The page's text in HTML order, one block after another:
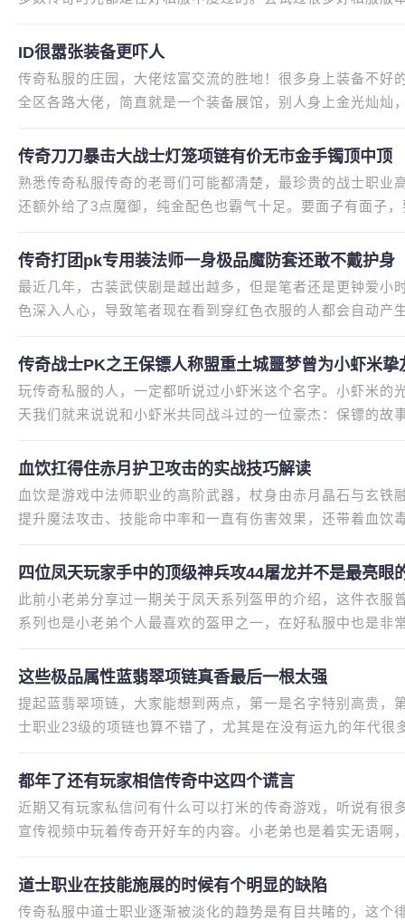
ID很嚣张装备更吓人
传奇私服的庄园，大佬炫富交流的胜地！很多身上装备不好
全区各路大佬，简直就是一个装备展馆，别人身上金光灿灿
传奇刀刀暴击大战士灯笼项链有价无市金手镯顶中顶
熟悉传奇私服传奇的老哥们可能都清楚，最珍贵的战士职业
还额外给了3点魔御，纯金配色也霸气十足。要面子有面子
传奇打团pk专用装法师一身极品魔防套还敢不戴护身
最近几年，古装武侠剧是越出越多，但是笔者还是更钟爱小
色深入人心，导致笔者现在看到穿红色衣服的人都会自动产
传奇战士PK之王保镖人称盟重土城噩梦曾为小虾米挚
玩传奇私服的人，一定都听说过小虾米这个名字。小虾米的
天我们就来说说和小虾米共同战斗过的一位豪杰：保镖的
血饮扛得住赤月护卫攻击的实战技巧解读
血饮是游戏中法师职业的高阶武器，杖身由赤月晶石与玄
提升魔法攻击、技能命中率和一直有伤害效果，还带着血饮
四位凤天玩家手中的顶级神兵攻44屠龙并不是最亮眼
此前小老弟分享过一期关于凤天系列盔甲的介绍，这件衣
系列也是小老弟个人最喜欢的盔甲之一，在好私服中也是
这些极品属性蓝翡翠项链真香最后一根太强
提起蓝翡翠项链，大家能想到两点，第一是名字特别高贵，
士职业23级的项链也算不错了，尤其是在没有运九的年代
都年了还有玩家相信传奇中这四个谎言
近期又有玩家私信问有什么可以打米的传奇游戏，听说有很
宣传视频中玩着传奇开好车的内容。小老弟也是着实无语
道士职业在技能施展的时候有个明显的缺陷
传奇私服中道士职业逐渐被淡化的趋势是有目共睹的，这个